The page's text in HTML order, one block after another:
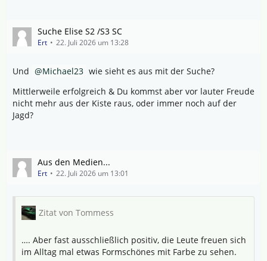
Suche Elise S2 /S3 SC
Ert 22. Juli 2026 um 13:28
Und Michael23 wie sieht es aus mit der Suche?
Mittlerweile erfolgreich & Du kommst aber vor lauter Freude
nicht mehr aus der Kiste raus, oder immer noch auf der
Jagd?
Aus den Medien...
Ert 22. Juli 2026 um 13:01
Zitat von Tommess
…. Aber fast ausschließlich positiv, die Leute freuen sich
im Alltag mal etwas Formschönes mit Farbe zu sehen.